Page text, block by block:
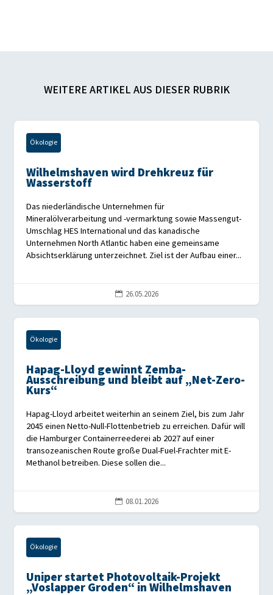
WEITERE ARTIKEL AUS DIESER RUBRIK
Ökologie
Wilhelmshaven wird Drehkreuz für
Wasserstoff
Das niederländische Unternehmen für
Mineralölverarbeitung und -vermarktung sowie Massengut-
Umschlag HES International und das kanadische
Unternehmen North Atlantic haben eine gemeinsame
Absichtserklärung unterzeichnet. Ziel ist der Aufbau einer...
 26.05.2026
Ökologie
Hapag-Lloyd gewinnt Zemba-
Ausschreibung und bleibt auf „Net-Zero-
Kurs“
Hapag-Lloyd arbeitet weiterhin an seinem Ziel, bis zum Jahr
2045 einen Netto-Null-Flottenbetrieb zu erreichen. Dafür will
die Hamburger Containerreederei ab 2027 auf einer
transozeanischen Route große Dual-Fuel-Frachter mit E-
Methanol betreiben. Diese sollen die...
 08.01.2026
Ökologie
Uniper startet Photovoltaik-Projekt
„Voslapper Groden“ in Wilhelmshaven